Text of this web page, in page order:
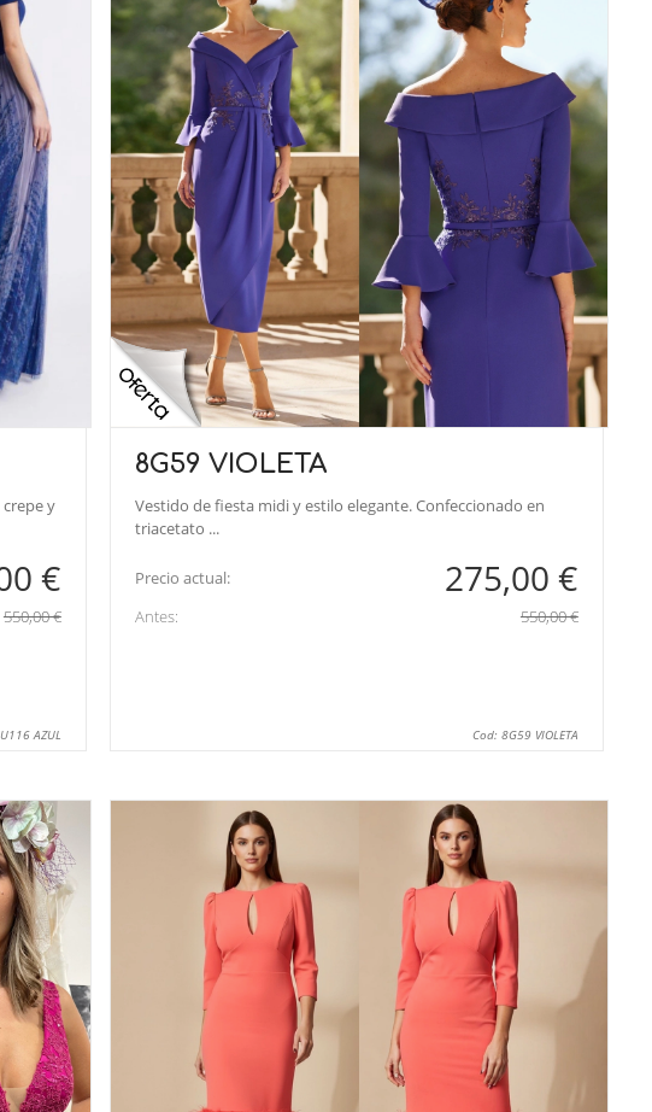
y
€
550,00 €
AZUL
8G59 VIOLETA
Vestido de fiesta midi y estilo elegante. Confeccionado en
triacetato ...
Precio actual: 275,00 €
Antes: 550,00 €
Cod: 8G59 VIOLETA